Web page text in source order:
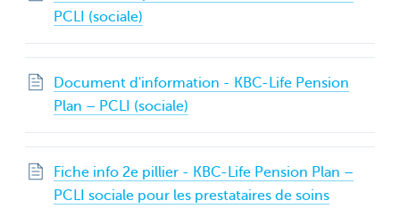
PCLI (sociale)
Document d'information - KBC-Life Pension
Plan – PCLI (sociale)
Fiche info 2e pillier - KBC-Life Pension Plan –
PCLI sociale pour les prestataires de soins